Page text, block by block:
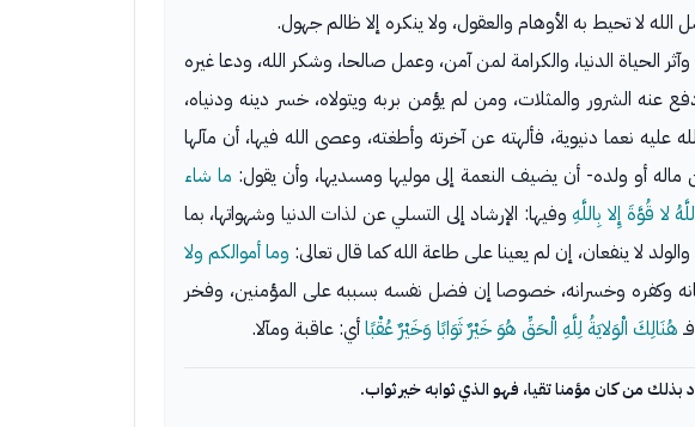
الله لا تحيط به الأوهام والعقول، ولا ينكره إلا ظالم جهول.
الحياة الدنيا، والكرامة لمن آمن، وعمل صالحا، وشكر الله، ودعا غيره
عنه الشرور والمثلات، ومن لم يؤمن بربه ويتولاه، خسر دينه ودنياه،
أنعم الله عليه نعما دنيوية، فألهته عن آخرته وأطغته، وعصى الله فيها، أن مآلها
ماله أو ولده- أن يضيف النعمة إلى موليها ومسديها، وأن يقول: ما شاء
قُوَّةَ إِلا بِاللَّهِوفيها: الإرشاد إلى التسلي عن لذات الدنيا وشهواتها، بما
لا ينفعان، إن لم يعينا على طاعة الله كما قال تعالى: وما أموالكم ولا
وكفره وخسرانه، خصوصا إن فضل نفسه بسببه على المؤمنين، وفخر
هُنَالِكَ الْوَلايَةُ لِلَّهِ الْحَقِّ هُوَ خَيْرٌ ثَوَابًا وَخَيْرٌ عُقْبًاأي: عاقبة ومآلا.